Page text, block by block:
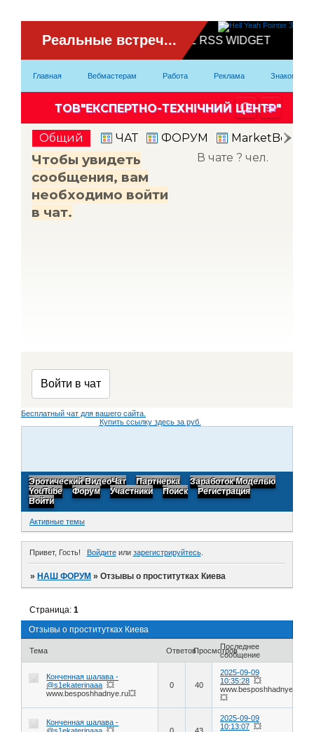
Главная Вебмастерам Работа Реклама Знакомство
Бесплатный чат для вашего сайта.
Купить ссылку здесь за руб.
Эротический ВидеоЧат Партнерка
Заработок Моделью
YouTube
Форум Участники Поиск
Регистрация
Войти
Активные темы
Привет, Гость! Войдитеили зарегистрируйтесь.
»НАШ ФОРУМ »Отзывы о проститутках Киева
Отзывы о проститутках Киева
Страница:1
Тема ОтветовПросмотровПоследнее
сообщение
Конченная шалава -
@s1ekaterinaaa 💥
www.besposhhadnye.ru💥
0 40
2025-09-09
10:35:28 💥
www.besposhhadnye.ru
💥
Конченная шалава -
2025-09-09
10:13:07 💥
ВидеоЧат
Партнерка
Модели
Контакты